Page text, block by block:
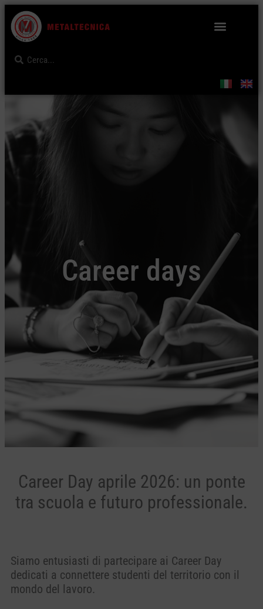
Career days
Career Day aprile 2026: un ponte
tra scuola e futuro professionale.
Siamo entusiasti di partecipare ai Career Day
dedicati a connettere studenti del territorio con il
mondo del lavoro.